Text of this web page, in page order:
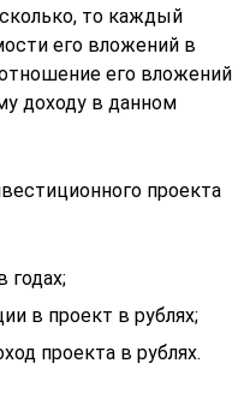
то каждый
его вложений в
его вложений
доходу в данном
проекта
годах;
в проект в рублях;
проекта в рублях.